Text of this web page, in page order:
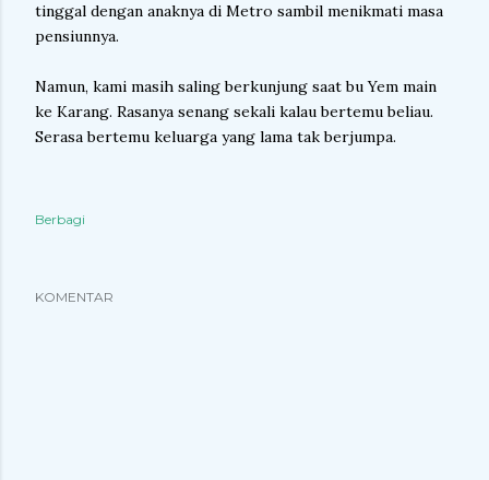
tinggal dengan anaknya di Metro sambil menikmati masa
pensiunnya.
Namun, kami masih saling berkunjung saat bu Yem main
ke Karang. Rasanya senang sekali kalau bertemu beliau.
Serasa bertemu keluarga yang lama tak berjumpa.
Berbagi
KOMENTAR